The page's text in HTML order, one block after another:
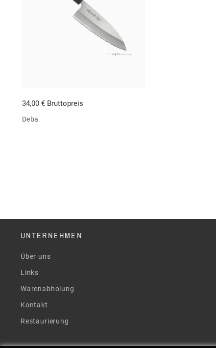
Deba
34,00 € Bruttopreis
UNTERNEHMEN
Über uns
Links
Warenabholung
Kontakt
Restaurierung